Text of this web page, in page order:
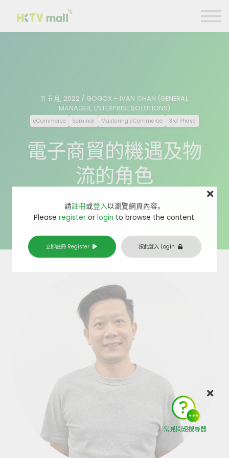
數碼引流合作計劃
登入 Login
11 五月, 2022 / GOGOX – IVAN CHAN (GENERAL
MANAGER, ENTERPRISE SOLUTIONS)
eCommerce Seminar Mastering eCommerce 3rd Phase
電子商貿的機遇及物
流的角色
請註冊或登入以瀏覽網頁內容。
Please registeror login to browse the content.
立即註冊 Register 按此登入 Login
常見問題搜尋器